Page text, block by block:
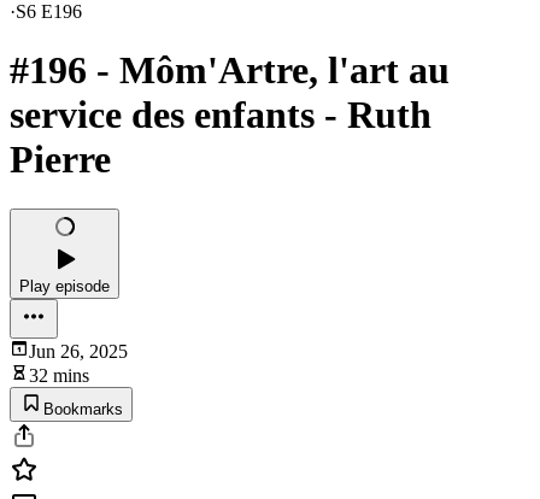
·S6 E196
#196 - Môm'Artre, l'art au
service des enfants - Ruth
Pierre
Play episode
Jun 26, 2025
32 mins
Bookmarks